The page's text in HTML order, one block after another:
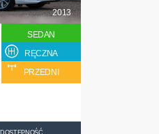
2013
SEDAN
RĘCZNA
PRZEDNI
DOSTĘPNOŚĆ